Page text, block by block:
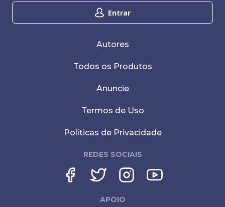
Entrar
Autores
Todos os Produtos
Anuncie
Termos de Uso
Políticas de Privacidade
REDES SOCIAIS
APOIO